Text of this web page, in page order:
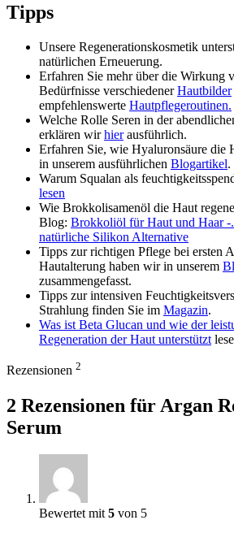
Tipps
Unsere Regenerationskosmetik
natürlichen Erneuerung.
Erfahren Sie mehr über die Wirkung
Bedürfnisse verschiedenerHautbilder
empfehlenswerte Hautpflegeroutinen.
Welche Rolle Seren in der
erklären wirhierausführlich.
Erfahren Sie, wie Hyaluronsäure die
in unserem ausführlichen Blogartikel.
Warum Squalan als
lesen
Wie Brokkolisamenöl die Haut
Blog: Brokkoliöl für Haut und Haar -
natürliche Silikon Alternative
Tipps zur richtigen Pflege bei ersten
Hautalterung haben wir in unserem
zusammengefasst.
Tipps zur intensiven
Strahlung finden Sie im Magazin.
Was ist Beta Glucan und wie der
Regeneration der Haut unterstützt
Rezensionen 2
2 Rezensionen für Argan
Serum
Bewertet mit5 von 5